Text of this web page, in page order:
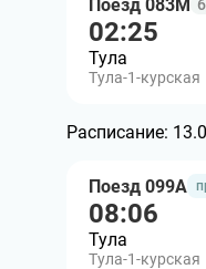
Поезд 083М
02:25
Тула
Тула-1-курская
Расписание:
Поезд 099А
08:06
Тула
Тула-1-курская